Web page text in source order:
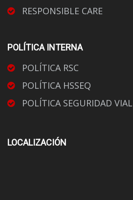
RESPONSIBLE CARE
POLÍTICA INTERNA
POLÍTICA RSC
POLÍTICA HSSEQ
POLÍTICA SEGURIDAD VIAL
LOCALIZACIÓN